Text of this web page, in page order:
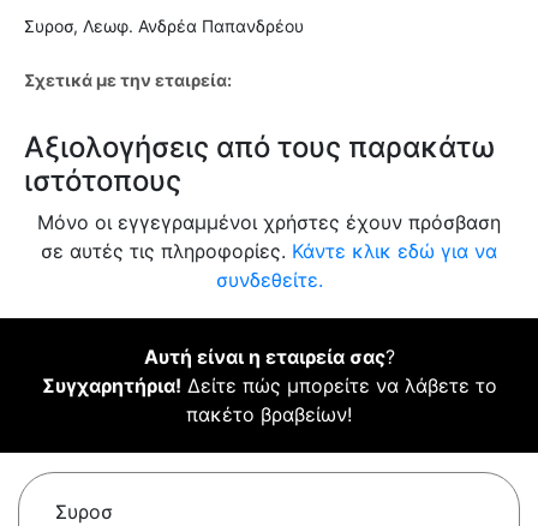
Συροσ, Λεωφ. Ανδρέα Παπανδρέου
Σχετικά με την εταιρεία:
Αξιολογήσεις από τους παρακάτω
ιστότοπους
Μόνο οι εγγεγραμμένοι χρήστες έχουν πρόσβαση
σε αυτές τις πληροφορίες. Κάντε κλικ εδώ για να
συνδεθείτε.
Αυτή είναι η εταιρεία σας?
Συγχαρητήρια! Δείτε πώς μπορείτε να λάβετε το
πακέτο βραβείων!
Συροσ